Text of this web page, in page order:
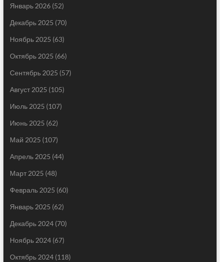
Январь 2026(52)
Декабрь 2025 (70)
Ноябрь 2025 (63)
Октябрь 2025 (66)
Сентябрь 2025 (57)
Август 2025 (105)
Июль 2025 (107)
Июнь 2025 (62)
Май 2025 (107)
Апрель 2025 (44)
Март 2025 (48)
Февраль 2025 (60)
Январь 2025 (62)
Декабрь 2024(70)
Ноябрь 2024(67)
Октябрь 2024(118)